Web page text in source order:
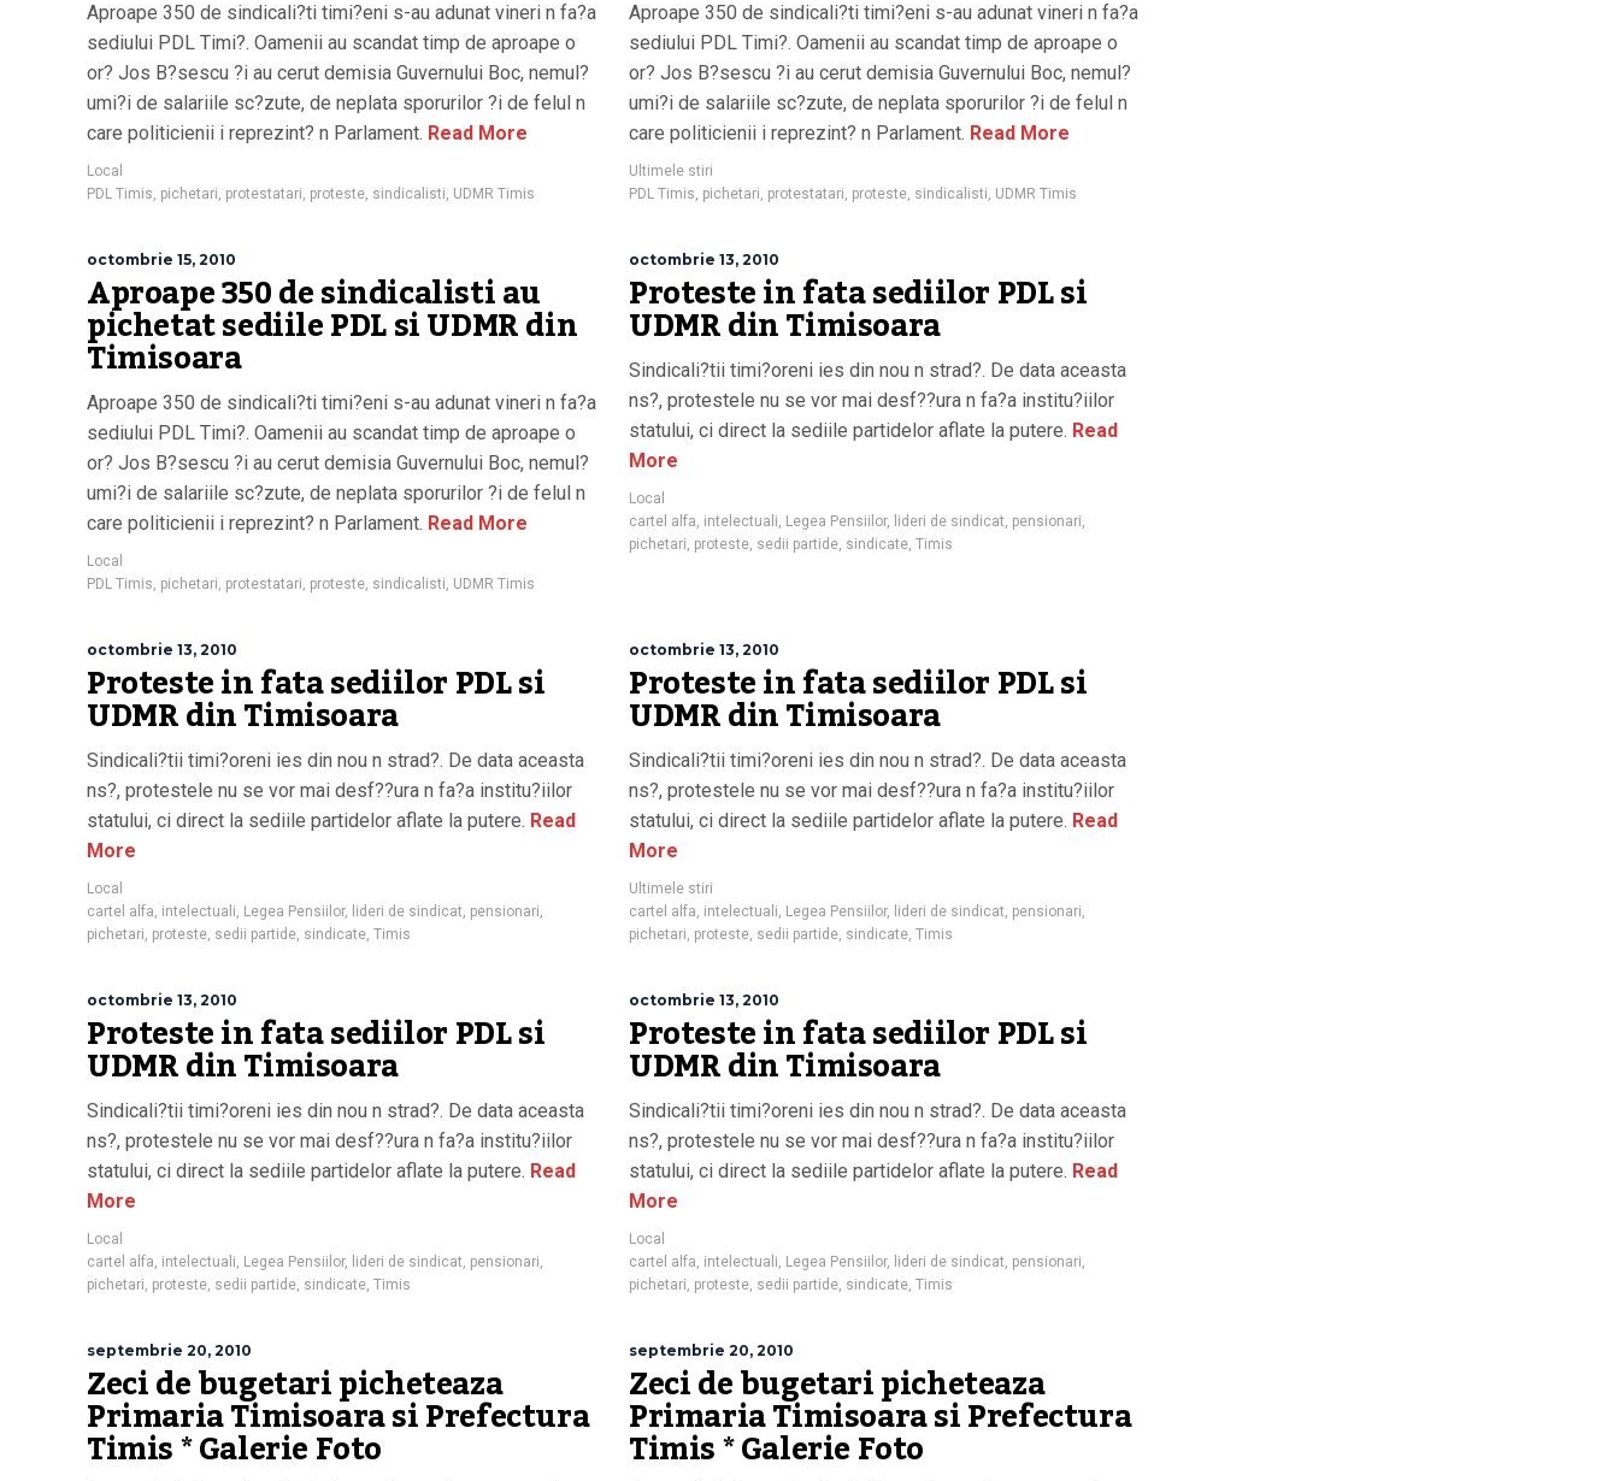
Aproape 350 de sindicali?ti timi?eni s-au adunat vineri n fa?a
sediului PDL Timi?. Oamenii au scandat timp de aproape o
or? Jos B?sescu ?i au cerut demisia Guvernului Boc, nemul?
umi?i de salariile sc?zute, de neplata sporurilor ?i de felul n
care politicienii i reprezint? n Parlament. Read More
Local
PDL Timis, pichetari, protestatari, proteste, sindicalisti, UDMR Timis
Aproape 350 de sindicali?ti timi?eni s-au adunat vineri n fa?a
sediului PDL Timi?. Oamenii au scandat timp de aproape o
or? Jos B?sescu ?i au cerut demisia Guvernului Boc, nemul?
umi?i de salariile sc?zute, de neplata sporurilor ?i de felul n
care politicienii i reprezint? n Parlament. Read More
Ultimele stiri
PDL Timis, pichetari, protestatari, proteste, sindicalisti, UDMR Timis
octombrie 15, 2010
Aproape 350 de sindicalisti au
pichetat sediile PDL si UDMR din
Timisoara
Aproape 350 de sindicali?ti timi?eni s-au adunat vineri n fa?a
sediului PDL Timi?. Oamenii au scandat timp de aproape o
or? Jos B?sescu ?i au cerut demisia Guvernului Boc, nemul?
umi?i de salariile sc?zute, de neplata sporurilor ?i de felul n
care politicienii i reprezint? n Parlament. Read More
Local
PDL Timis, pichetari, protestatari, proteste, sindicalisti, UDMR Timis
octombrie 13, 2010
Proteste in fata sediilor PDL si
UDMR din Timisoara
Sindicali?tii timi?oreni ies din nou n strad?. De data aceasta
ns?, protestele nu se vor mai desf??ura n fa?a institu?iilor
statului, ci direct la sediile partidelor aflate la putere. Read
More
Local
cartel alfa, intelectuali, Legea Pensiilor, lideri de sindicat, pensionari,
pichetari, proteste, sedii partide, sindicate, Timis
octombrie 13, 2010
Proteste in fata sediilor PDL si
UDMR din Timisoara
Sindicali?tii timi?oreni ies din nou n strad?. De data aceasta
ns?, protestele nu se vor mai desf??ura n fa?a institu?iilor
statului, ci direct la sediile partidelor aflate la putere. Read
More
Local
cartel alfa, intelectuali, Legea Pensiilor, lideri de sindicat, pensionari,
pichetari, proteste, sedii partide, sindicate, Timis
octombrie 13, 2010
Proteste in fata sediilor PDL si
UDMR din Timisoara
Sindicali?tii timi?oreni ies din nou n strad?. De data aceasta
ns?, protestele nu se vor mai desf??ura n fa?a institu?iilor
statului, ci direct la sediile partidelor aflate la putere. Read
More
Ultimele stiri
cartel alfa, intelectuali, Legea Pensiilor, lideri de sindicat, pensionari,
pichetari, proteste, sedii partide, sindicate, Timis
octombrie 13, 2010
Proteste in fata sediilor PDL si
UDMR din Timisoara
Sindicali?tii timi?oreni ies din nou n strad?. De data aceasta
ns?, protestele nu se vor mai desf??ura n fa?a institu?iilor
statului, ci direct la sediile partidelor aflate la putere. Read
More
Local
cartel alfa, intelectuali, Legea Pensiilor, lideri de sindicat, pensionari,
pichetari, proteste, sedii partide, sindicate, Timis
octombrie 13, 2010
Proteste in fata sediilor PDL si
UDMR din Timisoara
Sindicali?tii timi?oreni ies din nou n strad?. De data aceasta
ns?, protestele nu se vor mai desf??ura n fa?a institu?iilor
statului, ci direct la sediile partidelor aflate la putere. Read
More
Local
cartel alfa, intelectuali, Legea Pensiilor, lideri de sindicat, pensionari,
pichetari, proteste, sedii partide, sindicate, Timis
septembrie 20, 2010
Zeci de bugetari picheteaza
Primaria Timisoara si Prefectura
Timis * Galerie Foto
septembrie 20, 2010
Zeci de bugetari picheteaza
Primaria Timisoara si Prefectura
Timis * Galerie Foto